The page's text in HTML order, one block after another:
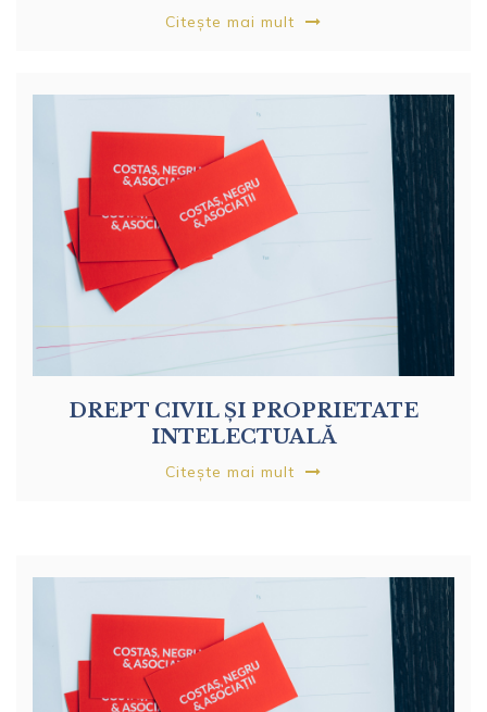
Citește mai mult
DREPT CIVIL ȘI PROPRIETATE
INTELECTUALĂ
Citește mai mult